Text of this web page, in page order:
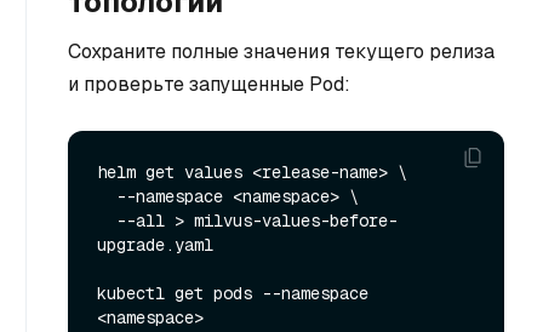
Сохраните полные значения текущего релиза
и проверьте запущенные Pod:
helm get values <release-name> \
upgrade.yaml
kubectl get pods --namespace